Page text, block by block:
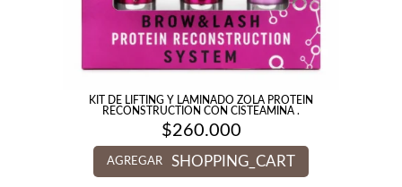
KIT DE LIFTING Y LAMINADO ZOLA PROTEIN
RECONSTRUCTION CON CISTEAMINA .
$260.000
AGREGAR SHOPPING_CART